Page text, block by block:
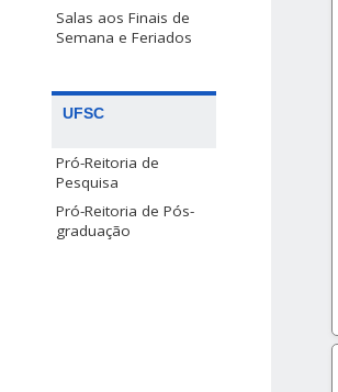
Salas aos Finais de
Semana e Feriados
UFSC
Pró-Reitoria de
Pesquisa
Pró-Reitoria de Pós-
graduação